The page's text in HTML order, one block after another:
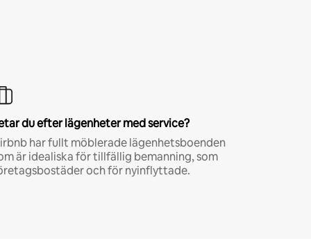
du efter lägenheter med service?
har fullt möblerade lägenhetsboenden
är idealiska för tillfällig bemanning, som
och för nyinflyttade.